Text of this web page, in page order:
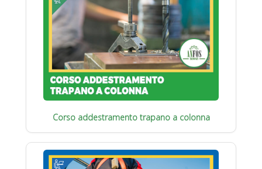
Corso addestramento trapano a colonna